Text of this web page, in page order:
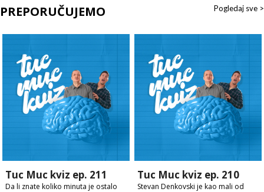
PREPORUČUJEMO Pogledaj sve >
Tuc Muc kviz ep. 211
Da li znate koliko minuta je ostalo
Tuc Muc kviz ep. 210
Stevan Denkovski je kao mali od